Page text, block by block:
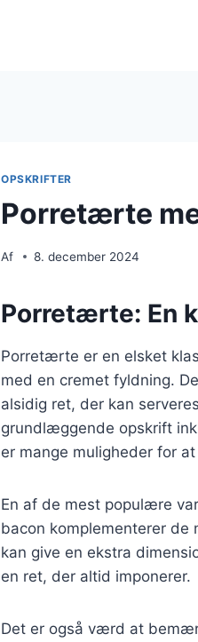
OPSKRIFTER
Porretærte
Af 8. december 2024
Porretærte: En
Porretærte er en elsket
med en cremet fyldning.
alsidig ret, der kan
grundlæggende opskrift
er mange muligheder for
En af de mest populære
bacon komplementerer
kan give en ekstra
en ret, der altid imponerer.
Det er også værd at